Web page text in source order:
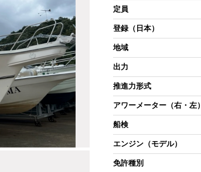
定員
登録（日本）
地域
出力
推進力形式
アワーメーター（右・左）
船検
エンジン（モデル）
免許種別